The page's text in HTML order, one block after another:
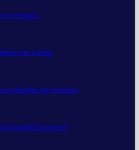
résultats.
de trading
et décider par lui-même
la liquidité du marché